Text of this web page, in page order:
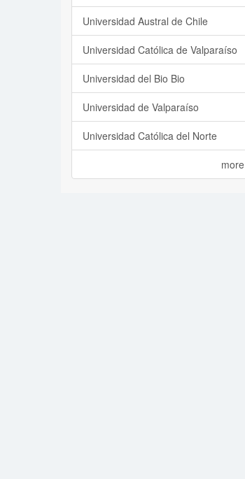
Universidad Austral de Chile
Universidad Católica de Valparaíso
Universidad del Bio Bio
Universidad de Valparaíso
Universidad Católica del Norte
more